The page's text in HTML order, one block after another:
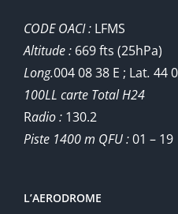
CODE OACI : LFMS
Altitude : 669 fts (25hPa)
Long.004 08 38 E ; Lat. 44
100LL carte Total H24
Radio : 130.2
Piste 1400 m QFU :01 – 19
L’AERODROME